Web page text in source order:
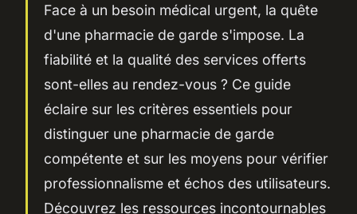
Face à un besoin médical urgent, la quête
d'une pharmacie de garde s'impose. La
fiabilité et la qualité des services offerts
sont-elles au rendez-vous ? Ce guide
éclaire sur les critères essentiels pour
distinguer une pharmacie de garde
compétente et sur les moyens pour vérifier
professionnalisme et échos des utilisateurs.
Découvrez les ressources incontournables